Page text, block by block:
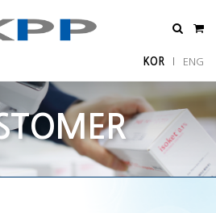
KOR ENG